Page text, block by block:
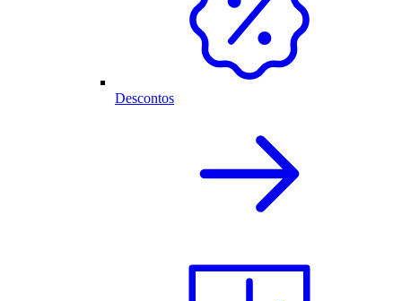
Descontos